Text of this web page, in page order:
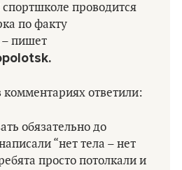
проводится
по факту
пишет
комментариях ответили:
обязательно до
“нет тела – нет
просто потолкали и